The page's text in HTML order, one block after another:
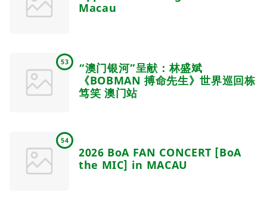
Macau
53
“澳门银河”呈献：林盛斌
《BOBMAN 搏命先生》世界巡回栋
笃笑 澳门站
54
2026 BoA FAN CONCERT [BoA
the MIC] in MACAU